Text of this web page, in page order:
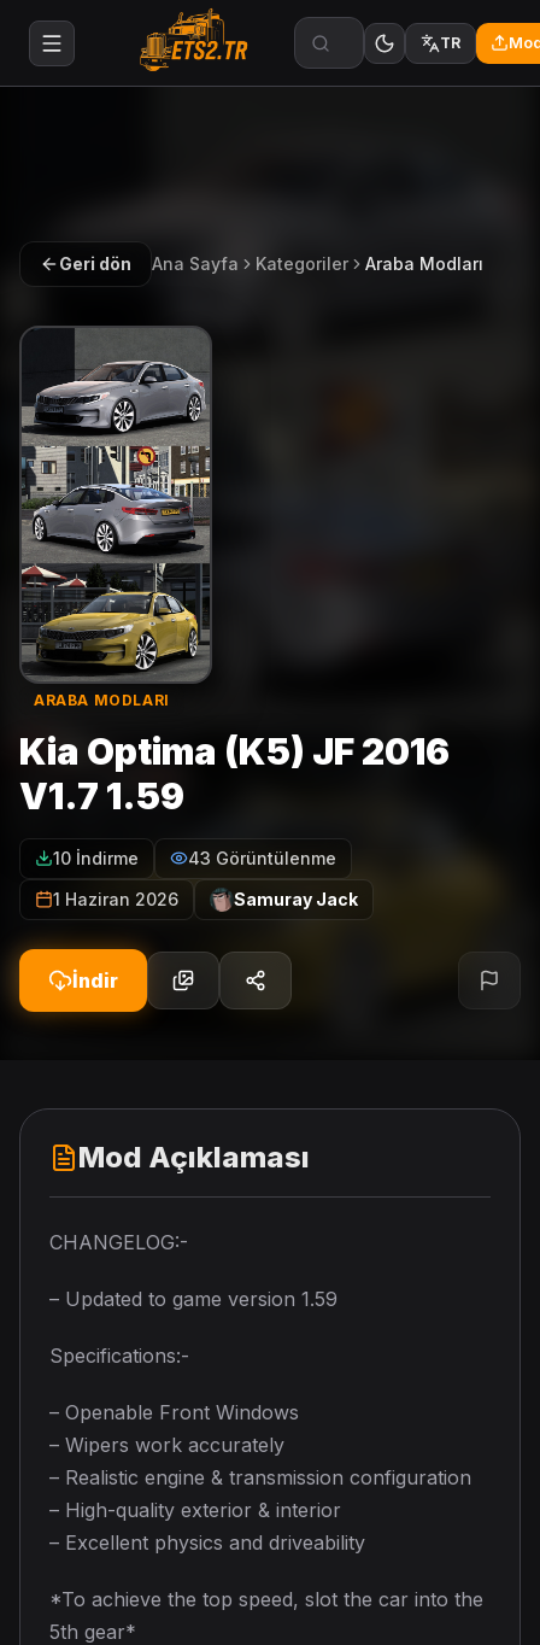
TR
Geri dön Ana Sayfa Kategoriler Araba Modları
ARABA MODLARI
Kia Optima (K5) JF 2016
V1.7 1.59
10 İndirme
43 Görüntülenme
1 Haziran 2026
Samuray Jack
İndir
Mod Açıklaması
CHANGELOG:-
– Updated to game version 1.59
Specifications:-
– Openable Front Windows
– Wipers work accurately
– Realistic engine & transmission configuration
– High-quality exterior & interior
– Excellent physics and driveability
*To achieve the top speed, slot the car into the
5th gear*